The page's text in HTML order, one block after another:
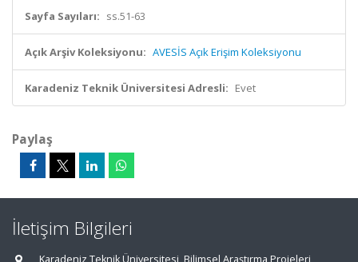
Sayfa Sayıları: ss.51-63
Açık Arşiv Koleksiyonu: AVESİS Açık Erişim Koleksiyonu
Karadeniz Teknik Üniversitesi Adresli: Evet
Paylaş
İletişim Bilgileri
Karadeniz Teknik Üniversitesi, Bilimsel Araştırma Projeleri